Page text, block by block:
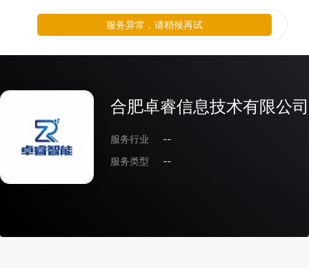
合肥卓睿信息技术有限公司
服务行业
--
服务类型
--
服务异常，请稍候再试